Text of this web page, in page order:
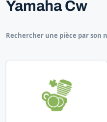
Yamaha Cw
Rechercher une pièce par son